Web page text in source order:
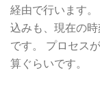
経由で行います
込みも、現在の
です。 プロセス
算ぐらいです。